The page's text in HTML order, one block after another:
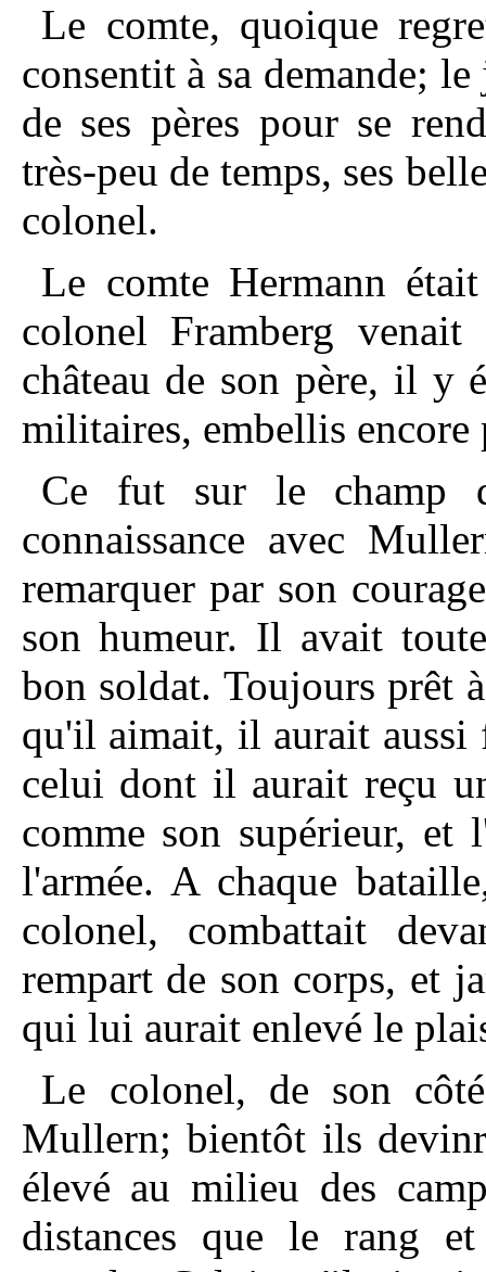
Le comte, quoique
consentit à sa demande;
de ses pères pour se
très-peu de temps, ses
colonel.
Le comte Hermann
colonel Framberg
château de son père, il y
militaires, embellis encore
Ce fut sur le champ
connaissance avec
remarquer par son
son humeur. Il avait
bon soldat. Toujours prêt
qu'il aimait, il aurait
celui dont il aurait reçu
comme son supérieur,
l'armée. A chaque
colonel, combattait
rempart de son corps, et
qui lui aurait enlevé le
Le colonel, de son
Mullern; bientôt ils
élevé au milieu des
distances que le rang